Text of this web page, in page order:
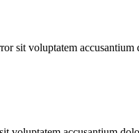
sit voluptatem